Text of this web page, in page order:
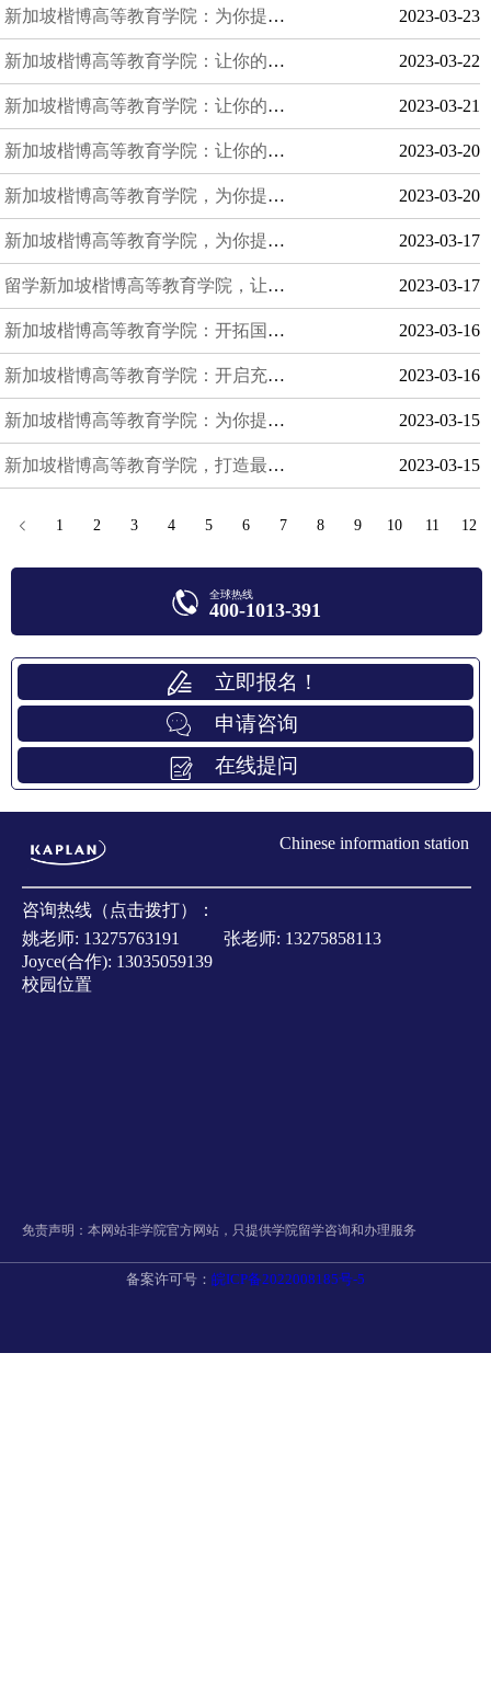
新加坡楷博高等教育学院：为你提供最好的社交平台 2023-03-23
新加坡楷博高等教育学院：让你的职业规划更加清晰和明确 2023-03-22
新加坡楷博高等教育学院：让你的文化交流更加深入 2023-03-21
新加坡楷博高等教育学院：让你的留学生活更加健康和舒适 2023-03-20
新加坡楷博高等教育学院，为你提供最好的职业规划指导 2023-03-20
新加坡楷博高等教育学院，为你提供最好的户外运动场地 2023-03-17
留学新加坡楷博高等教育学院，让你的语言交流更加流畅 2023-03-17
新加坡楷博高等教育学院：开拓国际视野的选择 2023-03-16
新加坡楷博高等教育学院：开启充满乐趣和动力的学习之旅 2023-03-16
新加坡楷博高等教育学院：为你提供最新的教学科技 2023-03-15
新加坡楷博高等教育学院，打造最佳的学术环境 2023-03-15
1 2 3 4 5 6 7 8 9 10 11 12
全球热线
400-1013-391
立即报名！
申请咨询
在线提问
Chinese information station
咨询热线（点击拨打）：
姚老师: 13275763191 张老师: 13275858113
Joyce(合作): 13035059139
校园位置
免责声明：本网站非学院官方网站，只提供学院留学咨询和办理服务
备案许可号： 皖ICP备2022008185号-5